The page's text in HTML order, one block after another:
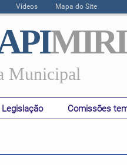
Vídeos Mapa do Site
Municipal
Legislação Comissões